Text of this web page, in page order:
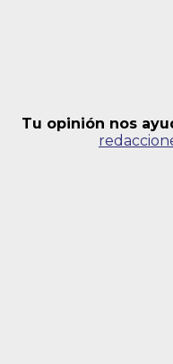
Tu opinión nos